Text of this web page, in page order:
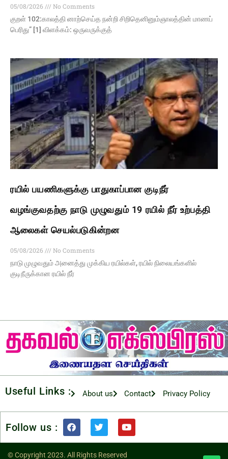
05/08/2026
No Comments
குறள் 102:காலத்தி னாற்செய்த நன்றி சிறிதெனினும்ஞாலத்தின் மாணப்
பெரிது” [1] விளக்கம்: ஒருவருக்குத்
ரயில் பயணிகளுக்கு பாதுகாப்பான குடிநீர்
வழங்குவதற்கு நாடு முழுவதும் 19 ரயில் நீர் உற்பத்தி
ஆலைகள் செயல்படுகின்றன
05/08/2026
No Comments
நாடு முழுவதும் அனைத்து முக்கிய ரயில்கள், ரயில் நிலையங்களில்
குடிநீருக்கான ரயில் நீர்
Useful Links : About us Contact Privacy Policy
Follow us :
© Copyright 2023. All Rights Reserved